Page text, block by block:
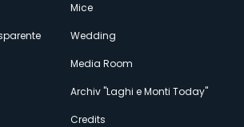
Mice
Wedding
Media Room
Archiv "Laghi e Monti Today"
Credits